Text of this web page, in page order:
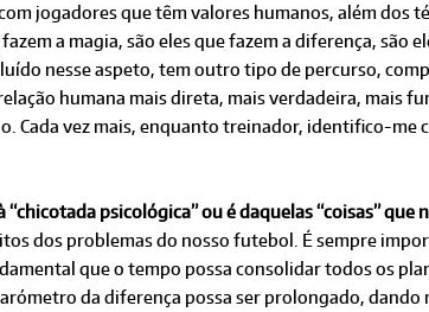
jogadores que têm valores humanos, além dos
a magia, são eles que fazem a diferença, são
nesse aspeto, tem outro tipo de percurso,
humana mais direta, mais verdadeira, mais
Cada vez mais, enquanto treinador, identifico-me
psicológica” ou é daquelas “coisas” que
dos problemas do nosso futebol. É sempre
que o tempo possa consolidar todos os
da diferença possa ser prolongado, dando